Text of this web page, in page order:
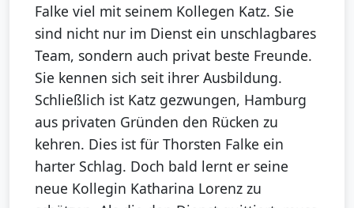
Falke viel mit seinem Kollegen Katz. Sie
sind nicht nur im Dienst ein unschlagbares
Team, sondern auch privat beste Freunde.
Sie kennen sich seit ihrer Ausbildung.
Schließlich ist Katz gezwungen, Hamburg
aus privaten Gründen den Rücken zu
kehren. Dies ist für Thorsten Falke ein
harter Schlag. Doch bald lernt er seine
neue Kollegin Katharina Lorenz zu